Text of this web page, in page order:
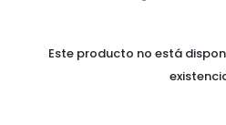
Este producto no está